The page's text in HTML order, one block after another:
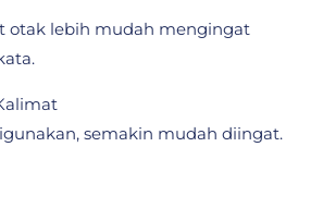
otak lebih mudah mengingat
semakin mudah diingat.